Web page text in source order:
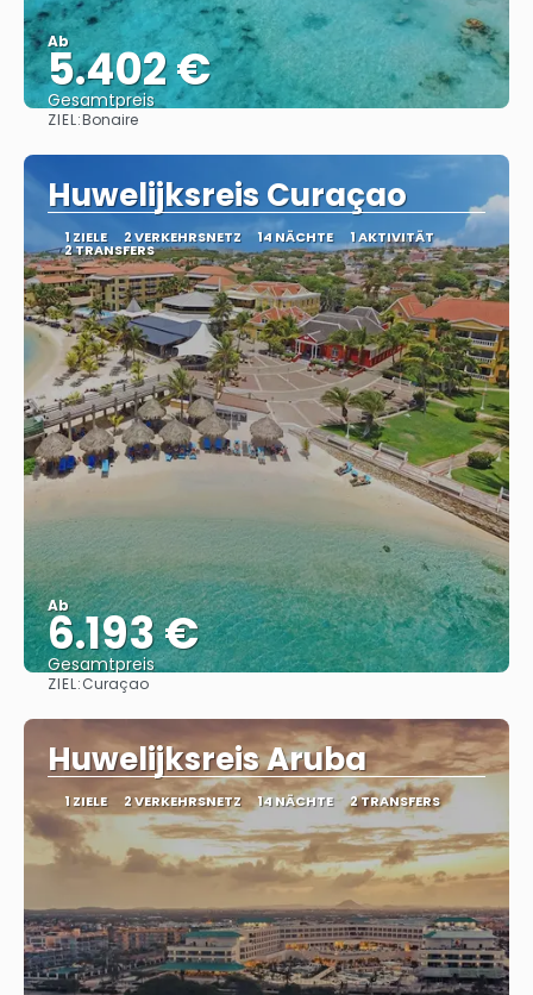
Ab
5.402 €
Gesamtpreis
ZIEL:Bonaire
Huwelijksreis Curaçao
1 ZIELE 2 VERKEHRSNETZ 14 NÄCHTE 1 AKTIVITÄT
2 TRANSFERS
Ab
6.193 €
Gesamtpreis
ZIEL:Curaçao
Huwelijksreis Aruba
1 ZIELE 2 VERKEHRSNETZ 14 NÄCHTE 2 TRANSFERS